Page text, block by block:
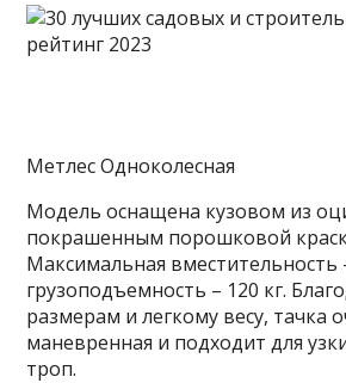
Метлес Одноколесная
Модель оснащена кузовом из
покрашенным порошковой
Максимальная вместительность
грузоподъемность – 120 кг.
размерам и легкому весу, тачка
маневренная и подходит для
троп.